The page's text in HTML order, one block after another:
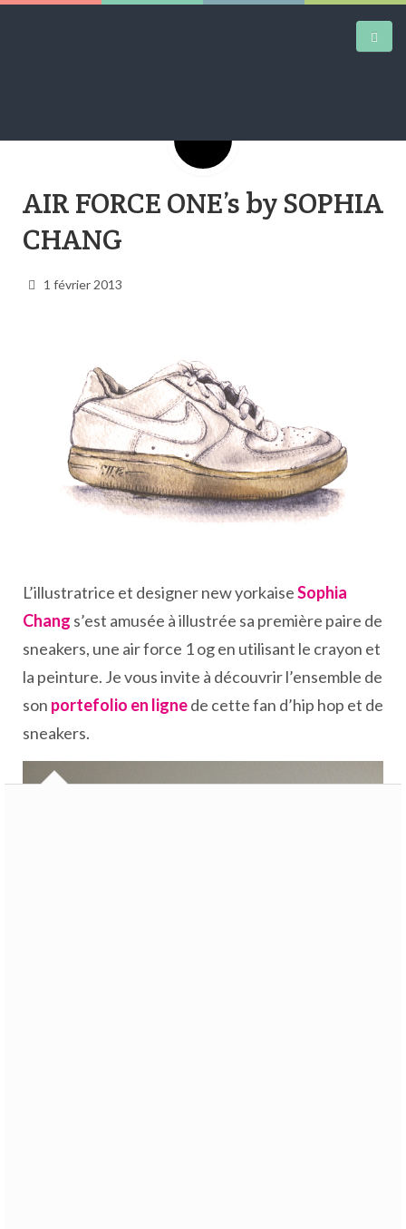
AIRTRAINERPEDIA
STREET ART
AIR FORCE ONE’s by SOPHIA
CHANG
1 février 2013
L’illustratrice et designer new yorkaiseSophia
Chang s’est amusée à illustrée sa première paire de
sneakers, une air force 1 og en utilisant le crayon et
la peinture. Je vous invite à découvrir l’ensemble de
son portefolio en lignede cette fan d’hip hop et de
sneakers.